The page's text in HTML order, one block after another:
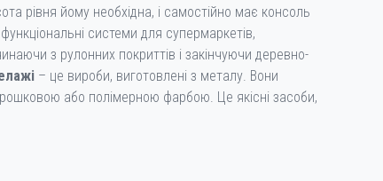
рівня йому необхідна, і самостійно має консоль
системи для супермаркетів,
з рулонних покриттів і закінчуючи деревно-
– це вироби, виготовлені з металу. Вони
або полімерною фарбою. Це якісні засоби,